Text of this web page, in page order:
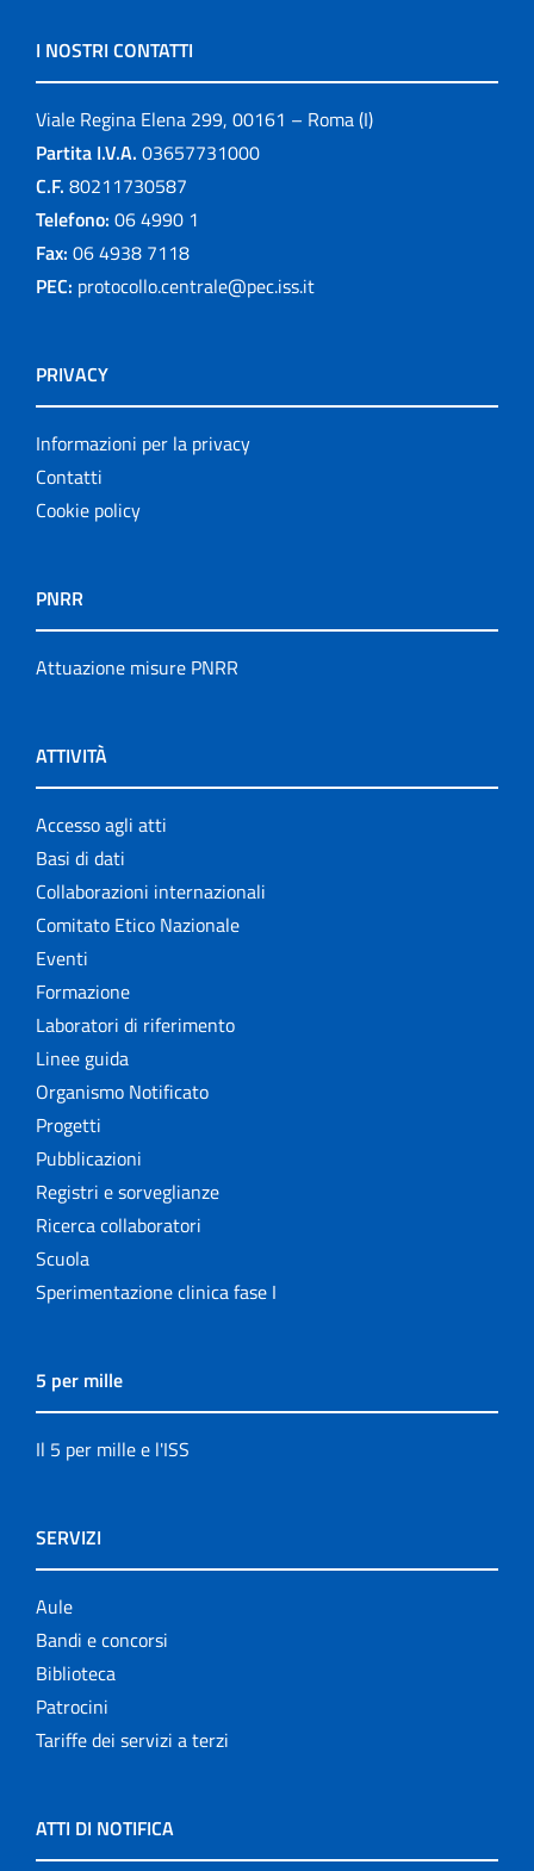
I NOSTRI CONTATTI
Viale Regina Elena 299, 00161 – Roma (I)
Partita I.V.A. 03657731000
C.F. 80211730587
Telefono: 06 4990 1
Fax: 06 4938 7118
PEC: protocollo.centrale@pec.iss.it
PRIVACY
Informazioni per la privacy
Contatti
Cookie policy
PNRR
Attuazione misure PNRR
ATTIVITÀ
Accesso agli atti
Basi di dati
Collaborazioni internazionali
Comitato Etico Nazionale
Eventi
Formazione
Laboratori di riferimento
Linee guida
Organismo Notificato
Progetti
Pubblicazioni
Registri e sorveglianze
Ricerca collaboratori
Scuola
Sperimentazione clinica fase I
5 per mille
Il 5 per mille e l'ISS
SERVIZI
Aule
Bandi e concorsi
Biblioteca
Patrocini
Tariffe dei servizi a terzi
ATTI DI NOTIFICA